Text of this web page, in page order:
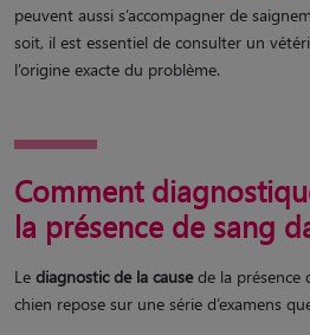
peuvent aussi s’accompagner de
soit, il est essentiel de consulter un
l’origine exacte du problème.
Comment
la présence de sang
Le diagnostic de la causede la présence
chien repose sur une série d’examens